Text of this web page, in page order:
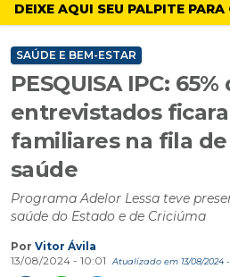
DEIXE AQUI SEU PALPITE
SAÚDE E BEM-ESTAR
PESQUISA IPC: 65%
entrevistados
familiares na fila
saúde
Programa Adelor Lessa teve
saúde do Estado e de Criciúma
Por Vitor Ávila
13/08/2024 - 10:01
Atualizado em 13/08/2024 -